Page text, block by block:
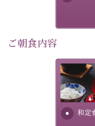
滞在いただけるよう
30項目以上からなる独
徹底した衛生管理を行
・宿泊料金5%OFF
ご朝食内容
和定
さっぱり
れる食材
ふんだん
安全を心